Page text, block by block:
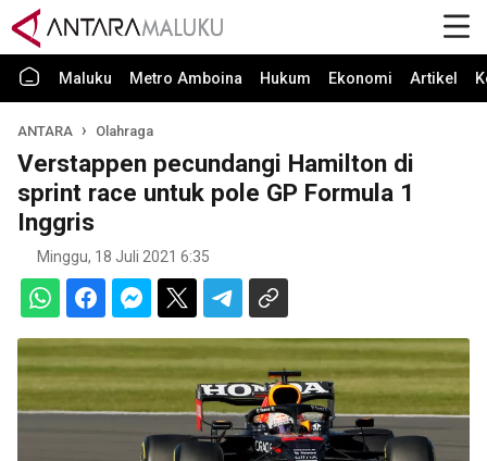
Maluku Metro Amboina Hukum Ekonomi Artikel
ANTARA Olahraga
Verstappen pecundangi Hamilton di
sprint race untuk pole GP Formula 1
Inggris
Minggu, 18 Juli 2021 6:35